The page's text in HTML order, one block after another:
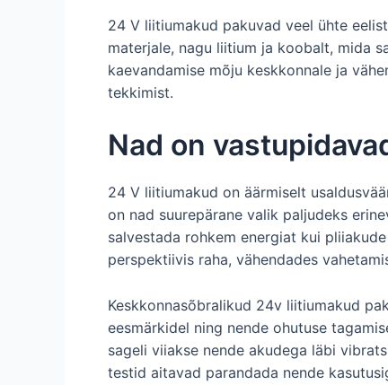
24 V liitiumakud pakuvad veel ühte
materjale, nagu liitium ja koobalt, mida
kaevandamise mõju keskkonnale ja
tekkimist.
Nad on
24 V liitiumakud on äärmiselt
on nad suurepärane valik paljudeks
salvestada rohkem energiat kui
perspektiivis raha, vähendades
Keskkonnasõbralikud 24v liitiumakud
eesmärkidel ning nende ohutuse
sageli viiakse nende akudega läbi
testid aitavad parandada nende